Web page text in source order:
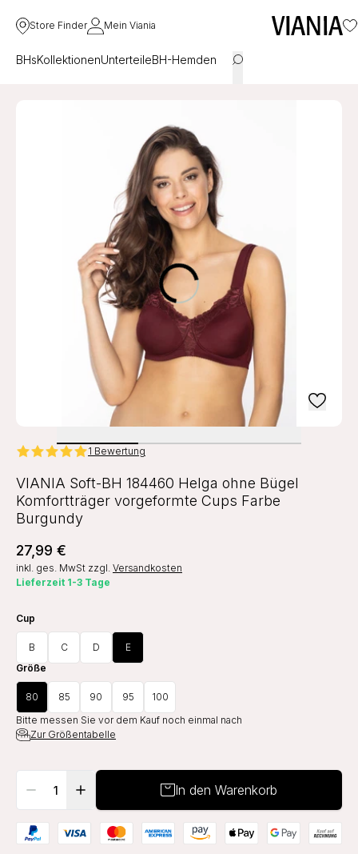
Store Finder Mein Viania
BHsKollektionenUnterteileBH-Hemden
1 Bewertung
VIANIA Soft-BH 184460 Helga ohne Bügel
Komfortträger vorgeformte Cups Farbe
Burgundy
27,99 €
inkl. ges. MwSt zzgl. Versandkosten
Lieferzeit 1-3 Tage
Cup
B C D
E
Größe
80 85 90 95
100
Bitte messen Sie vor dem Kauf noch einmal nach
Zur Größentabelle
In den Warenkorb